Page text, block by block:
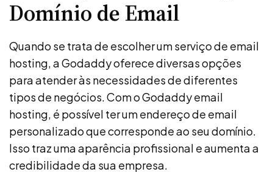
Domínio de Email
Quando se trata de escolher um serviço de email
hosting, a Godaddy oferece diversas opções
para atender às necessidades de diferentes
tipos de negócios. Com o Godaddy email
hosting, é possível ter um endereço de email
personalizado que corresponde ao seu domínio.
Isso traz uma aparência profissional e aumenta a
credibilidade da sua empresa.